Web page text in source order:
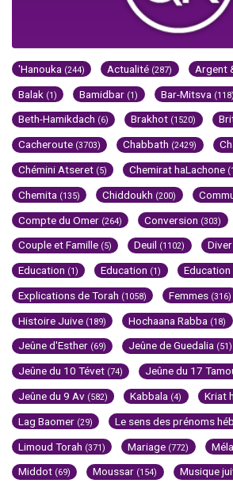
'Hanouka (244) Actualité (287) Argent
Balak (1) Bamidbar (1) Bar-Mitsva (118)
Beth-Hamikdach (6) Brakhot (1520)
Cacheroute (3703) Chabbath (2429)
Chémini Atseret (5) Chemirat haLachone
Chemita (135) Chiddoukh (200)
Compte du Omer (264) Conversion (303)
Couple et Famille (5) Deuil (1102)
Education (1) Education (1)
Explications de Torah (1058) Femmes (316)
Histoire Juive (189) Hochaana Rabba (18)
Jeûne d'Esther (69) Jeûne de Guedalia (51)
Jeûne du 10 Tévet (74) Jeûne du 17
Jeûne du 9 Av (582) Kabbala (4) Kriat
Lag Baomer (29) Le sens des prénoms
Limoud Torah (371) Mariage (772)
Middot (69) Moussar (154) Musique